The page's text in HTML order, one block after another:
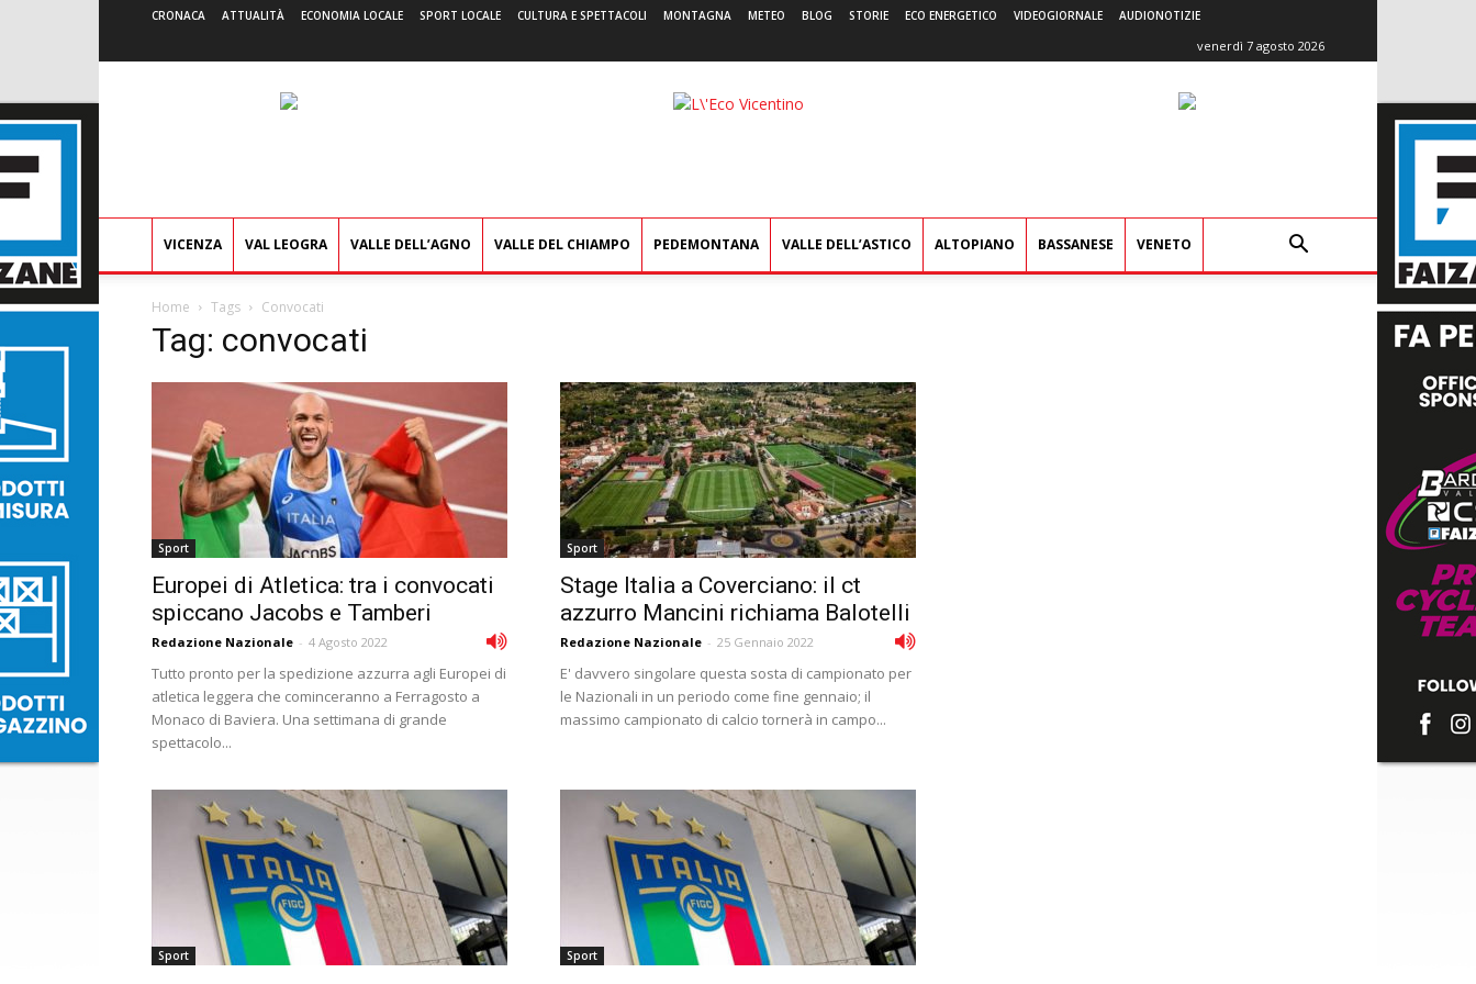
CRONACA ATTUALITÀ ECONOMIA LOCALE SPORT LOCALE CULTURA E SPETTACOLI MONTAGNA METEO BLOG STORIE ECO ENERGETICO VIDEOGIORNALE AUDIONOTIZIE
venerdì 7 agosto 2026
L'Eco
VICENZA VAL LEOGRA VALLE DELL’AGNO VALLE DEL CHIAMPO PEDEMONTANA VALLE DELL’ASTICO ALTOPIANO BASSANESE VENETO
Home Tags Convocati
Tag: convocati
Sport
Europei di Atletica: tra i convocati
spiccano Jacobs e Tamberi
Redazione Nazionale - 4 Agosto 2022
Tutto pronto per la spedizione azzurra agli Europei di
atletica leggera che cominceranno a Ferragosto a
Monaco di Baviera. Una settimana di grande
spettacolo...
Sport
Stage Italia a Coverciano: il ct
azzurro Mancini richiama Balotelli
Redazione Nazionale - 25 Gennaio 2022
E' davvero singolare questa sosta di campionato per
le Nazionali in un periodo come fine gennaio; il
massimo campionato di calcio tornerà in campo...
Sport Sport